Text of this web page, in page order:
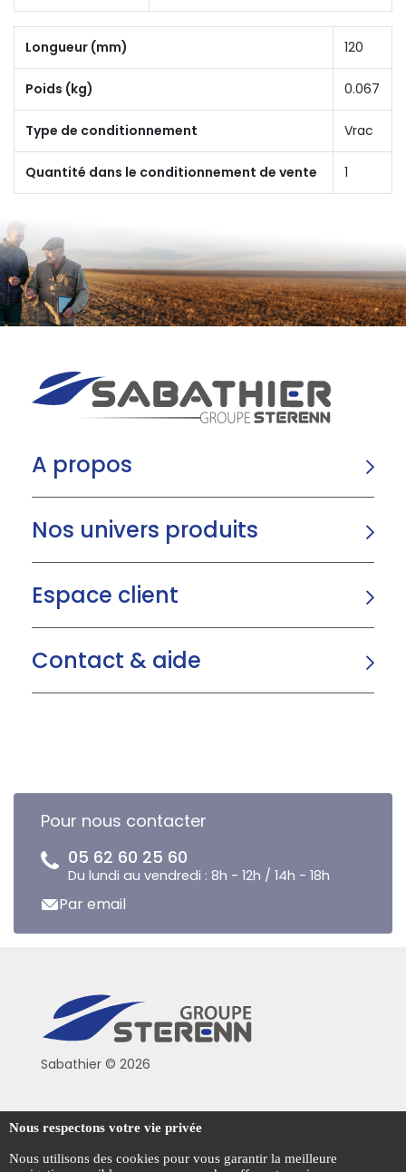
Longueur (mm) 120
Poids (kg) 0.067
Type de conditionnement Vrac
Quantité dans le conditionnement de vente 1
A propos
Nos univers produits
Espace client
Contact & aide
Pour nous contacter
05 62 60 25 60
Du lundi au vendredi : 8h - 12h / 14h - 18h
Par email
Sabathier © 2026
Politique de confidentialité
Conditions générales de vente
Nous respectons votre vie privée
Nous utilisons des cookies pour vous garantir la meilleure